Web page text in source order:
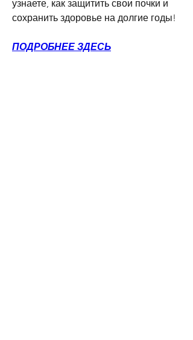
узнаете, как защитить свои почки и
сохранить здоровье на долгие годы!
ПОДРОБНЕЕ ЗДЕСЬ